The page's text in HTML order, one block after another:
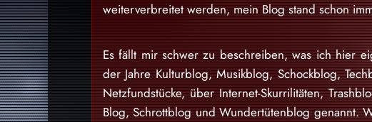
weiterverbreitet werden, mein Blog stand schon
Es fällt mir schwer zu beschreiben, was ich hier
der Jahre Kulturblog, Musikblog, Schockblog,
Netzfundstücke, über Internet-Skurrilitäten,
Blog, Schrottblog und Wundertütenblog genannt.